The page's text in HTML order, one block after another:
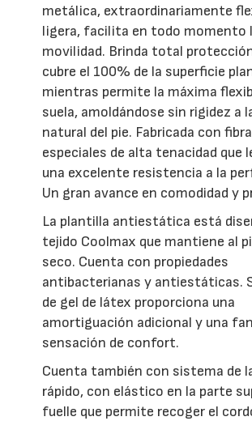
metálica, extraordinariamente
ligera, facilita en todo momento
movilidad. Brinda total
cubre el 100% de la superficie
mientras permite la máxima
suela, amoldándose sin rigidez a
natural del pie. Fabricada con
especiales de alta tenacidad que
una excelente resistencia a la
Un gran avance en comodidad y
La plantilla antiestática está
tejido Coolmax que mantiene al
seco. Cuenta con propiedades
antibacterianas y antiestáticas.
de gel de látex proporciona una
amortiguación adicional y una
sensación de confort.
Cuenta también con sistema de
rápido, con elástico en la parte
fuelle que permite recoger el